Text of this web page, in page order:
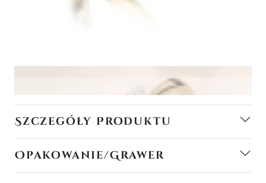
Szczegóły Produktu
Opakowanie/Grawer